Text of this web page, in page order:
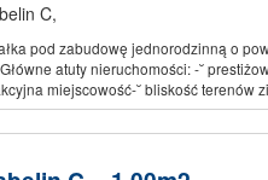
C,
pod zabudowę jednorodzinną o
atuty nieruchomości: -˘
miejscowość-˘ bliskość terenów